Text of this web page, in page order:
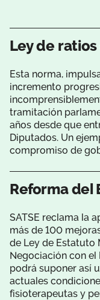
Ley de
Esta norma,
incremento
tramitación
años desde que
Diputados. Un
compromiso de
Reforma del
SATSE reclama la
más de 100
de Ley de Estatuto
Negociación con el
podrá suponer así
actuales
fisioterapeutas y